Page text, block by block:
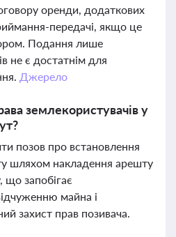
оренди, додаткових
передачі, якщо це
Подання лише
не є достатнім для
Джерело
землекористувачів у
позов про встановлення
шляхом накладення арешту
що запобігає
майна і
захист прав позивача.